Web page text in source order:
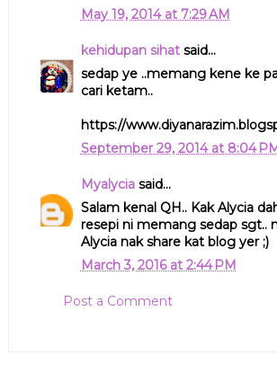
May 19, 2014 at 7:29 AM
kehidupan sihatsaid...
sedap ye ..memang kene ke
cari ketam..
https://
September 29, 2014 at 8:04
Myalyciasaid...
Salam kenal QH.. Kak Alycia
resepi ni memang sedap sgt..
Alycia nak share kat blog yer ;)
March 3, 2016 at 2:44 PM
Post a Comment